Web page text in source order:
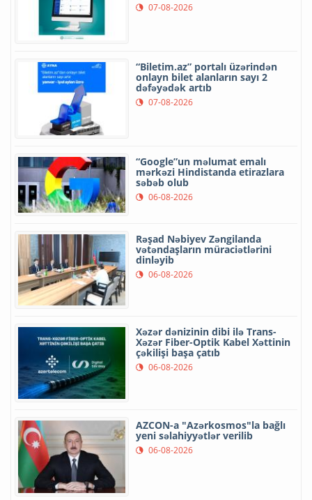
07-08-2026
“Biletim.az” portalı üzərindən
onlayn bilet alanların sayı 2
dəfəyədək artıb
07-08-2026
“Google”un məlumat emalı
mərkəzi Hindistanda etirazlara
səbəb olub
06-08-2026
Rəşad Nəbiyev Zəngilanda
vətəndaşların müraciətlərini
dinləyib
06-08-2026
Xəzər dənizinin dibi ilə Trans-
Xəzər Fiber-Optik Kabel Xəttinin
çəkilişi başa çatıb
06-08-2026
AZCON-a "Azərkosmos"la bağlı
yeni səlahiyyətlər verilib
06-08-2026